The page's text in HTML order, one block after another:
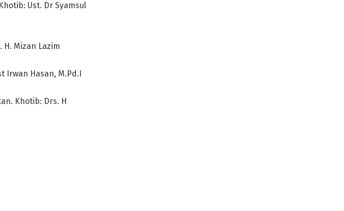
Ust. Dr Syamsul
H. Mizan Lazim
Irwan Hasan, M.Pd.I
Khotib: Drs. H